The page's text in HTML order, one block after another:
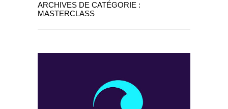
ARCHIVES DE CATÉGORIE :
MASTERCLASS